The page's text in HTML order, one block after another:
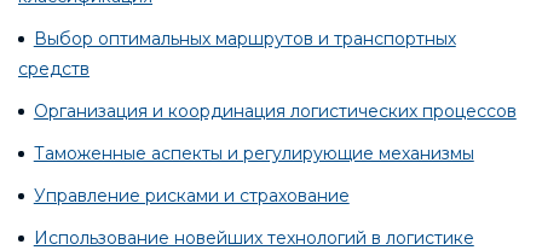
Выбор оптимальных маршрутов и транспортных
средств
Организация и координация логистических процессов
Таможенные аспекты и регулирующие механизмы
Управление рисками и страхование
Использование новейших технологий в логистике